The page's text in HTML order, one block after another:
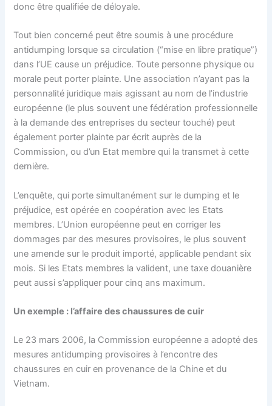
donc être qualifiée de déloyale.
Tout bien concerné peut être soumis à une procédure
antidumping lorsque sa circulation (“mise en libre pratique”)
dans l’UE cause un préjudice. Toute personne physique ou
morale peut porter plainte. Une association n’ayant pas la
personnalité juridique mais agissant au nom de l’industrie
européenne (le plus souvent une fédération professionnelle
à la demande des entreprises du secteur touché) peut
également porter plainte par écrit auprès de la
Commission, ou d’un Etat membre qui la transmet à cette
dernière.
L’enquête, qui porte simultanément sur le dumping et le
préjudice, est opérée en coopération avec les Etats
membres. L’Union européenne peut en corriger les
dommages par des mesures provisoires, le plus souvent
une amende sur le produit importé, applicable pendant six
mois. Si les Etats membres la valident, une taxe douanière
peut aussi s’appliquer pour cinq ans maximum.
Un exemple : l’affaire des chaussures de cuir
Le 23 mars 2006, la Commission européenne a adopté des
mesures antidumping provisoires à l’encontre des
chaussures en cuir en provenance de la Chine et du
Vietnam.